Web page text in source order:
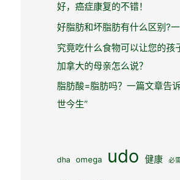
好，癌症康复的不错！
好脂肪和坏脂肪有什么区别?
究竟吃什么食物可以让您的孩
加拿大的母亲怎么说？
脂肪酸=脂肪吗？一篇文章告
世今生”
dha omega udo 健康 必